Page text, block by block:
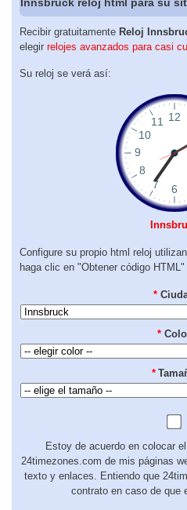
Recibir gratuitamente Reloj
elegir relojes avanzados para casi
Su reloj se verá así:
Configure su propio html reloj
haga clic en "Obtener código HTML"
*
*
*
Estoy de acuerdo en colocar
24timezones.com de mis páginas
texto y enlaces. Entiendo que
contrato en caso de que